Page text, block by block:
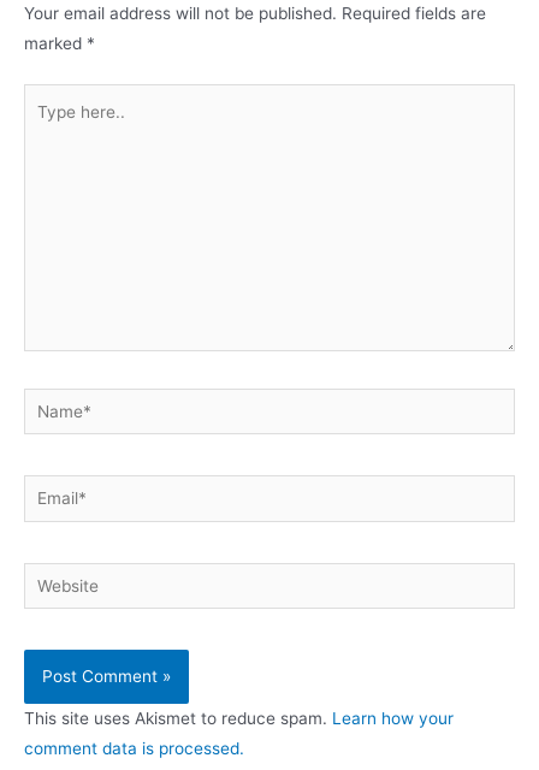
Your email address will not be published. Required fields are
marked *
here..
Name*
Email*
Website
This site uses Akismet to reduce spam. Learn how your
comment data is processed.